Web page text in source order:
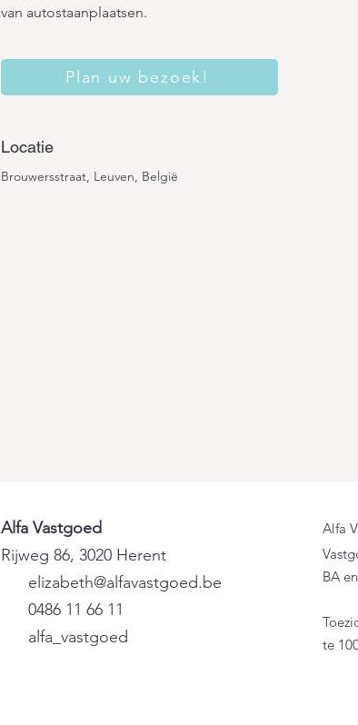
van autostaanplaatsen.
Plan uw bezoek!
Locatie
Brouwersstraat, Leuven, België
Alfa Vastgoed
Rijweg 86, 3020 Herent
elizabeth@alfavastgoed.be
0486 11 66 11
alfa_vastgoed
Alfa
BA
te